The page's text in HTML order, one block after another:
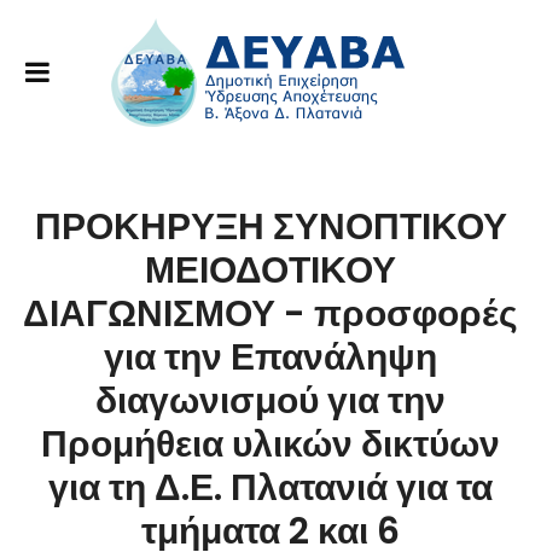
ΠΡΟΚΗΡΥΞΗ ΣΥΝΟΠΤΙΚΟΥ
ΜΕΙΟΔΟΤΙΚΟΥ
ΔΙΑΓΩΝΙΣΜΟΥ - προσφορές
για την Επανάληψη
διαγωνισμού για την
Προμήθεια υλικών δικτύων
για τη Δ.Ε. Πλατανιά για τα
τμήματα 2 και 6